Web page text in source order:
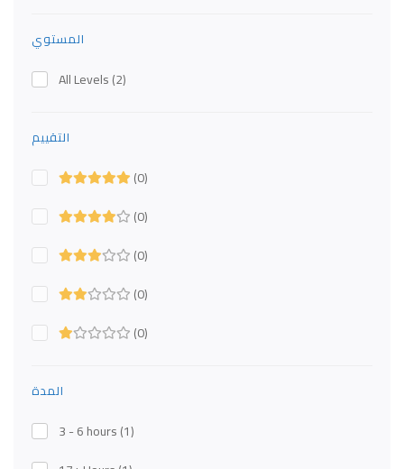
المستوي
All Levels(2)
التقييم
(0)
(0)
(0)
(0)
(0)
المدة
3 - 6 hours(1)